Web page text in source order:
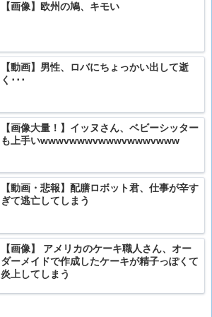
【画像】欧州の鳩、キモい
【動画】男性、ロバにちょっかい出して逝
く･･･
【画像大量！】イッヌさん、ベビーシッター
も上手いwwwvwwwvwwwvwwwvwww
【動画・悲報】配膳ロボット君、仕事が辛す
ぎて逃亡してしまう
【画像】 アメリカのケーキ職人さん、オー
ダーメイドで作成したケーキが精子っぽくて
炎上してしまう